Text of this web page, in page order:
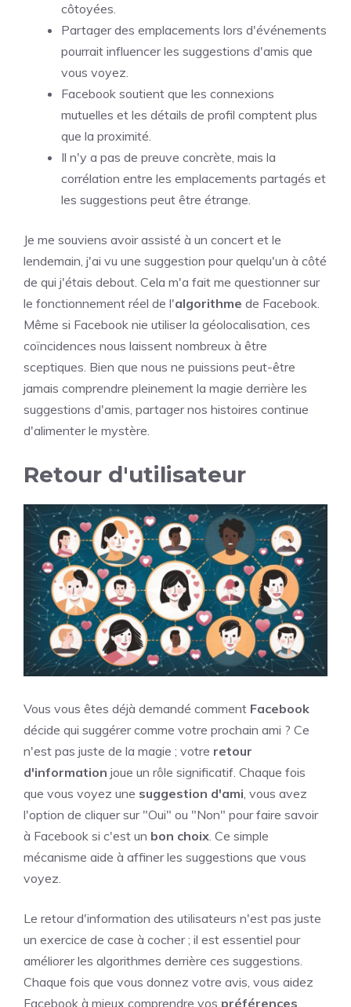
côtoyées.
Partager des emplacements lors d'événements
pourrait influencer les suggestions d'amis que
vous voyez.
Facebook soutient que les connexions
mutuelles et les détails de profil comptent plus
que la proximité.
Il n'y a pas de preuve concrète, mais la
corrélation entre les emplacements partagés et
les suggestions peut être étrange.
Je me souviens avoir assisté à un concert et le
lendemain, j'ai vu une suggestion pour quelqu'un à côté
de qui j'étais debout. Cela m'a fait me questionner sur
le fonctionnement réel de l'algorithme de Facebook.
Même si Facebook nie utiliser la géolocalisation, ces
coïncidences nous laissent nombreux à être
sceptiques. Bien que nous ne puissions peut-être
jamais comprendre pleinement la magie derrière les
suggestions d'amis, partager nos histoires continue
d'alimenter le mystère.
Retour d'utilisateur
Vous vous êtes déjà demandé comment Facebook
décide qui suggérer comme votre prochain ami ? Ce
n'est pas juste de la magie ; votre retour
d'information joue un rôle significatif. Chaque fois
que vous voyez une suggestion d'ami , vous avez
l'option de cliquer sur "Oui" ou "Non" pour faire savoir
à Facebook si c'est un bon choix . Ce simple
mécanisme aide à affiner les suggestions que vous
voyez.
Le retour d'information des utilisateurs n'est pas juste
un exercice de case à cocher ; il est essentiel pour
améliorer les algorithmes derrière ces suggestions.
Chaque fois que vous donnez votre avis, vous aidez
Facebook à mieux comprendre vos préférences